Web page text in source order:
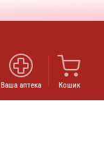
Ваша аптека Кошик